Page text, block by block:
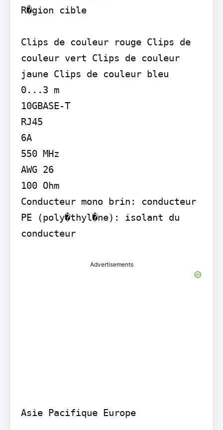
R�gion cible
Clips de couleur rouge Clips de
couleur vert Clips de couleur
jaune Clips de couleur bleu
0...3 m
10GBASE-T
RJ45
6A
550 MHz
AWG 26
100 Ohm
Conducteur mono brin: conducteur
PE (poly�thyl�ne): isolant du
conducteur
Advertisements
Asie Pacifique Europe